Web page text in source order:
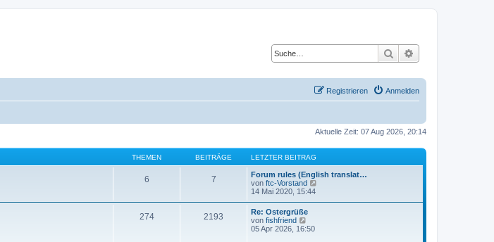
Suche
Anmelden
Registrieren
Aktuelle Zeit: 07 Aug 2026, 20:14
THEMEN BEITRÄGE LETZTER BEITRAG
6 7
Forum rules (English translat…
von ftc-Vorstand
14 Mai 2020, 15:44
274 2193
Re: Ostergrüße
von fishfriend
e
05 Apr 2026, 16:50